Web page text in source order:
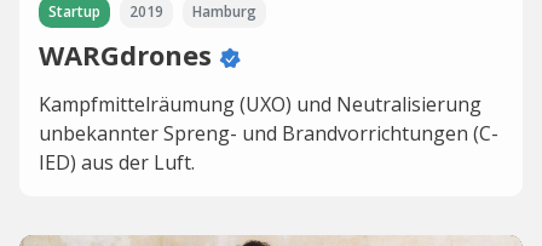
Startup 2019 Hamburg
WARGdrones
Kampfmittelräumung (UXO) und Neutralisierung
unbekannter Spreng- und Brandvorrichtungen (C-
IED) aus der Luft.